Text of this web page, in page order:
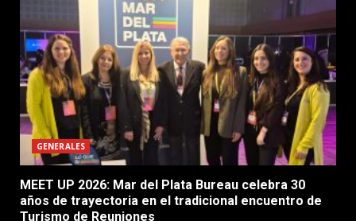
GENERALES
MEET UP 2026: Mar del Plata Bureau celebra 30
años de trayectoria en el tradicional encuentro de
Turismo de Reuniones